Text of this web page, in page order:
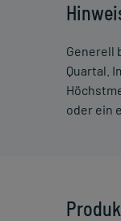
Generell
Quartal.
oder ein